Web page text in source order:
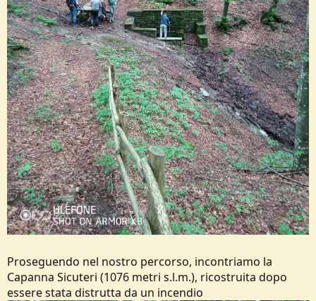
Proseguendo nel nostro percorso, incontriamo la
Capanna Sicuteri (1076 metri s.l.m.), ricostruita dopo
essere stata distrutta da un incendio